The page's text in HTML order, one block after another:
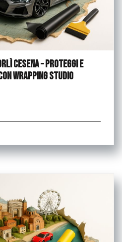
Cesena – Proteggi e
Wrapping Studio